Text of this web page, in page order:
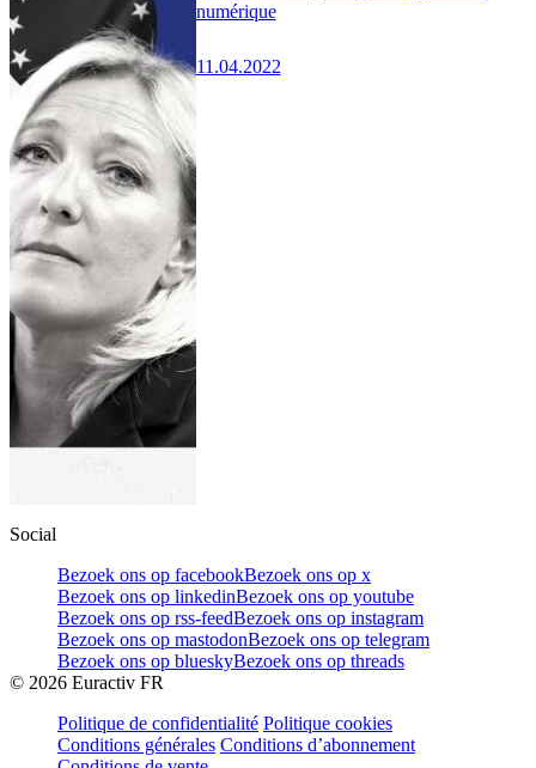
numérique
11.04.2022
Social
Bezoek ons op facebookBezoek ons op x
Bezoek ons op linkedinBezoek ons op youtube
Bezoek ons op rss-feedBezoek ons op instagram
Bezoek ons op mastodonBezoek ons op telegram
Bezoek ons op blueskyBezoek ons op threads
© 2026 Euractiv FR
Politique de confidentialité Politique cookies
Conditions générales Conditions d’abonnement